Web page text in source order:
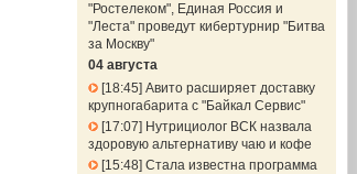
"Ростелеком", Единая Россия и
"Леста" проведут кибертурнир "Битва
за Москву"
04 августа
18:45 Авито расширяет доставку
крупногабарита с "Байкал Сервис"
17:07
Нутрициолог ВСК назвала
здоровую альтернативу чаю и кофе
15:48 Стала известна программа